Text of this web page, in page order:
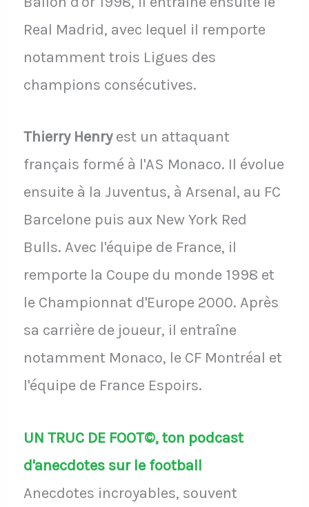
Real Madrid, avec lequel il remporte
notamment trois Ligues des
champions consécutives.
Thierry Henryest un attaquant
français formé à l'AS Monaco. Il évolue
ensuite à la Juventus, à Arsenal, au FC
Barcelone puis aux New York Red
Bulls. Avec l'équipe de France, il
remporte la Coupe du monde 1998 et
le Championnat d'Europe 2000. Après
sa carrière de joueur, il entraîne
notamment Monaco, le CF Montréal et
l'équipe de France Espoirs.
UN TRUC DE FOOT©, ton podcast
d'anecdotes sur le football
Anecdotes incroyables, souvent